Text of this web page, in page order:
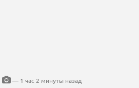
— 1 час 2 минуты назад